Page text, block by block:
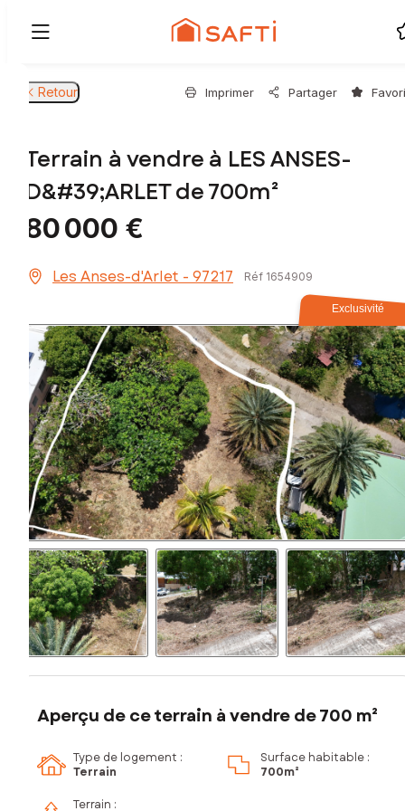
Retour Imprimer Partager
Terrain à vendre à LES ANSES-
D&#39;ARLET de 700m²
80 000 €
Les Anses-d'Arlet - 97217 Réf 1654909
Exclusivité
Aperçu de ce terrain à vendre de 700 m²
Type de logement :
Terrain
Surface habitable :
700m²
Terrain :